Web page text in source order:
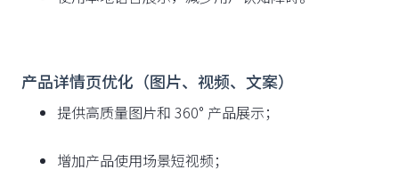
产品详情页优化（图片、视频、文案）
提供高质量图片和 360° 产品展示；
增加产品使用场景短视频；